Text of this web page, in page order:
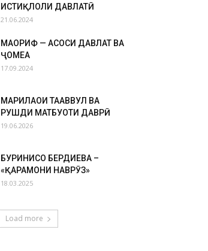
ИСТИҚЛОЛИ ДАВЛАТӢ
21.06.2024
МАОРИФ — АСОСИ ДАВЛАТ ВА
ҶОМЕА
17.09.2024
МАРҲИЛАҲОИ ТАҲАВВУЛ ВА
РУШДИ МАТБУОТИ ДАВРӢ
19.06.2026
БУРИНИСО БЕРДИЕВА –
«ҚАҲРАМОНИ НАВРӮЗ»
18.03.2025
Load more